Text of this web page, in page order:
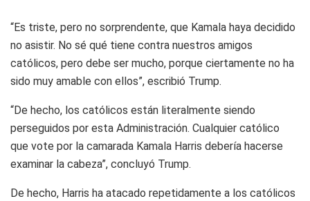
“Es triste, pero no sorprendente, que Kamala haya decidido
no asistir. No sé qué tiene contra nuestros amigos
católicos, pero debe ser mucho, porque ciertamente no ha
sido muy amable con ellos”, escribió Trump.
“De hecho, los católicos están literalmente siendo
perseguidos por esta Administración. Cualquier católico
que vote por la camarada Kamala Harris debería hacerse
examinar la cabeza”, concluyó Trump.
De hecho, Harris ha atacado repetidamente a los católicos